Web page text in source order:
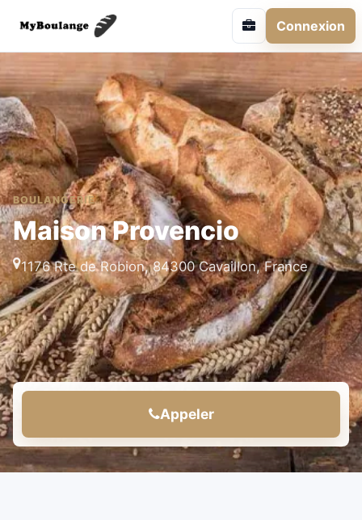
Connexion
BOULANGERIE
Maison Provencio
1176 Rte de Robion, 84300 Cavaillon, France
Appeler